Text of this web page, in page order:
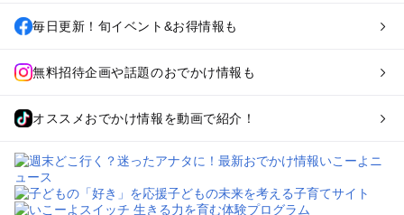
毎日更新！旬イベント&お得情報も
無料招待企画や話題のおでかけ情報も
オススメおでかけ情報を動画で紹介！